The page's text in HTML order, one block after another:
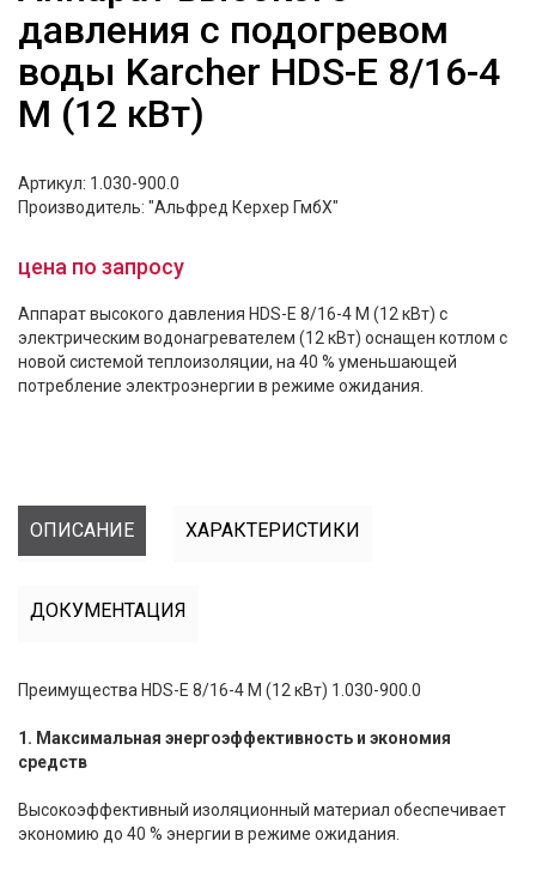
давления с подогревом
воды Karcher HDS-E 8/16-4
M (12 кВт)
Артикул: 1.030-900.0
Производитель: "Альфред Керхер ГмбХ"
цена по запросу
Аппарат высокого давления HDS-E 8/16-4 M (12 кВт) с
электрическим водонагревателем (12 кВт) оснащен котлом с
новой системой теплоизоляции, на 40 % уменьшающей
потребление электроэнергии в режиме ожидания.
ОПИСАНИЕ ХАРАКТЕРИСТИКИ
ДОКУМЕНТАЦИЯ
Преимущества HDS-E 8/16-4 M (12 кВт) 1.030-900.0
1. Максимальная энергоэффективность и экономия
средств
Высокоэффективный изоляционный материал обеспечивает
экономию до 40 % энергии в режиме ожидания.